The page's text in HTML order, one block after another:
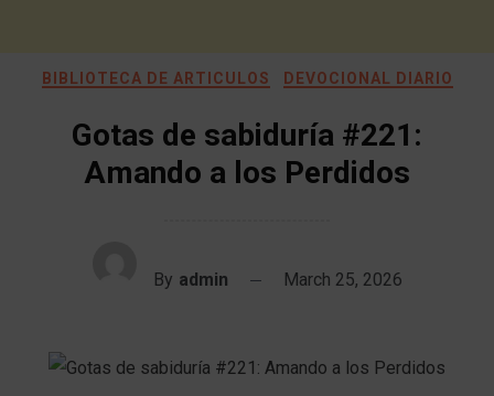
BIBLIOTECA DE ARTICULOS DEVOCIONAL DIARIO
Gotas de sabiduría #221:
Amando a los Perdidos
By admin March 25, 2026